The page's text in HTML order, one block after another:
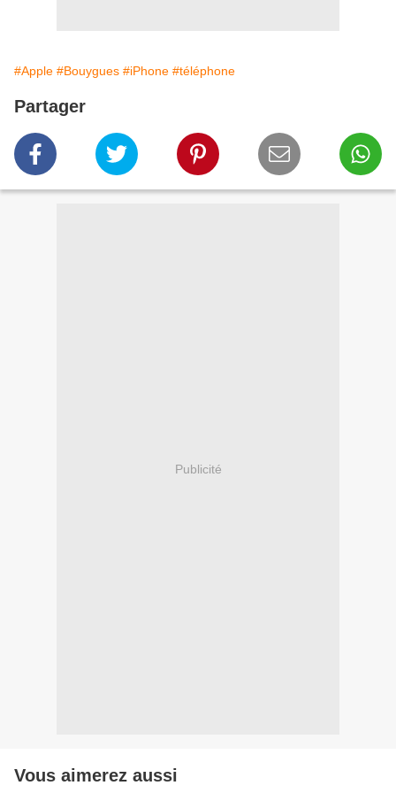
#Apple #Bouygues #iPhone #téléphone
Partager
Publicité
Vous aimerez aussi